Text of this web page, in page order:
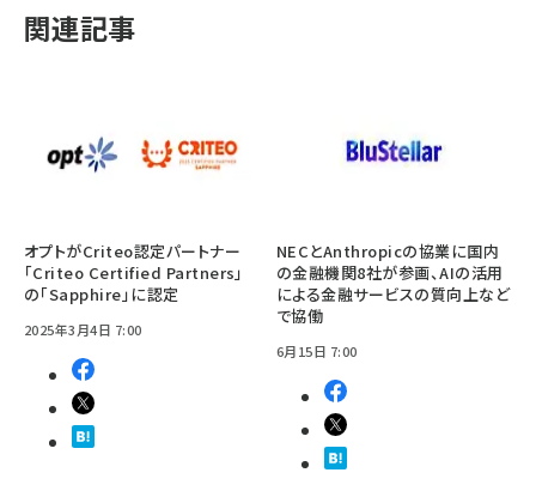
関連記事
オプトがCriteo認定パートナー
「Criteo Certified Partners」
の「Sapphire」に認定
2025年3月4日 7:00
NECとAnthropicの協業に国内
の金融機関8社が参画、AIの活用
による金融サービスの質向上など
で協働
6月15日 7:00